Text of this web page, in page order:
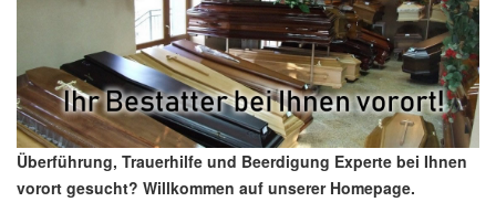
Überführung, Trauerhilfe und Beerdigung Experte bei Ihnen
vorort gesucht? Willkommen auf unserer Homepage.